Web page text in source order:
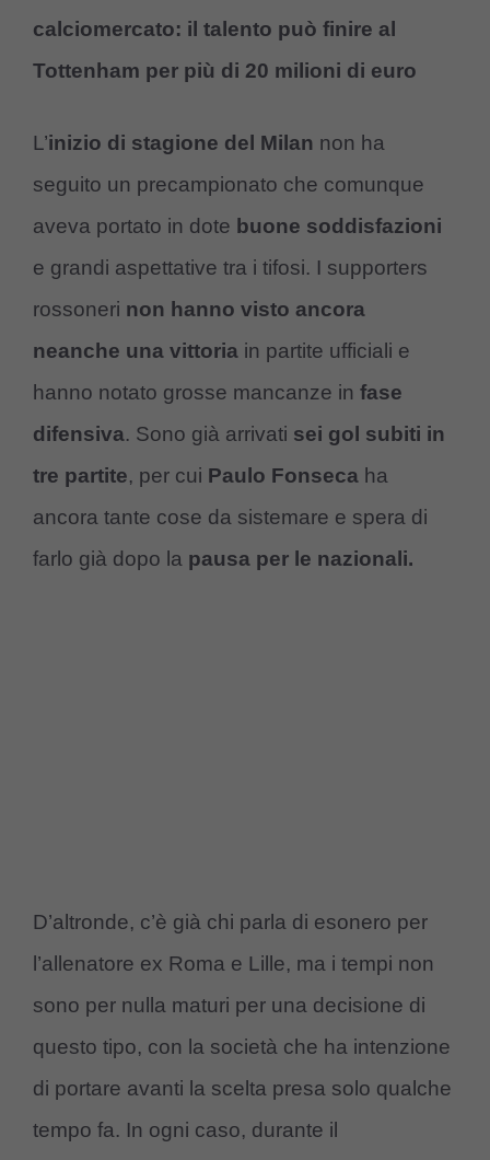
calciomercato: il talento può finire al
Tottenham per più di 20 milioni di euro
L’inizio di stagione del Milan non ha
seguito un precampionato che comunque
aveva portato in dote buone soddisfazioni
e grandi aspettative tra i tifosi. I supporters
rossoneri non hanno visto ancora
neanche una vittoria in partite ufficiali e
hanno notato grosse mancanze in fase
difensiva. Sono già arrivati sei gol subiti in
tre partite, per cui Paulo Fonseca ha
ancora tante cose da sistemare e spera di
farlo già dopo la pausa per le nazionali.
D’altronde, c’è già chi parla di esonero per
l’allenatore ex Roma e Lille, ma i tempi non
sono per nulla maturi per una decisione di
questo tipo, con la società che ha intenzione
di portare avanti la scelta presa solo qualche
tempo fa. In ogni caso, durante il